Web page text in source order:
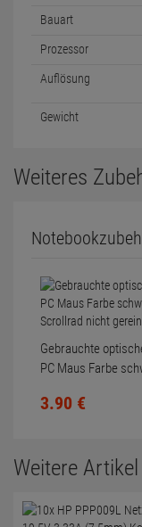
Bauart
Prozessor
Auflösung
Gewicht
Weiteres
Gebrauchte
PC Maus Farbe
3.90 €
Weitere